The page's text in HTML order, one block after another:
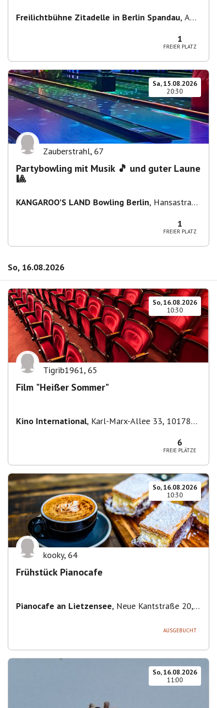
Freilichtbühne Zitadelle in Berlin Spandau, Am
1
FREIER PLATZ
Sa, 15.08.2026
20:30
Zauberstrahl, 67
Partybowling mit Musik 🎵 und guter Laune
🎱
KANGAROO'S LAND Bowling Berlin, Hansastraße
1
FREIER PLATZ
So, 16.08.2026
So, 16.08.2026
10:30
Tigrib1961, 65
Film "Heißer Sommer"
Kino International, Karl-Marx-Allee 33, 10178
6
FREIE PLÄTZE
So, 16.08.2026
10:30
kooky, 64
Frühstück Pianocafe
Pianocafe an Lietzensee, Neue Kantstraße 20,
AUSGEBUCHT
So, 16.08.2026
11:00